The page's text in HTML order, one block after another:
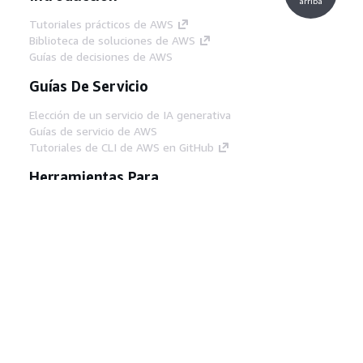
Tutoriales prácticos de AWS
Biblioteca de soluciones de AWS
Guías de decisiones de AWS
Guías De Servicio
Elección de un servicio de IA generativa
Guías de servicio de AWS
Tutoriales de CLI de AWS en GitHub
Herramientas Para